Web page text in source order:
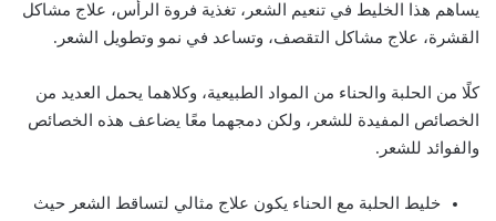
يساهم هذا الخليط في تنعيم الشعر، تغذية فروة الرأس، علاج مشاكل
القشرة، علاج مشاكل التقصف، وتساعد في نمو وتطويل الشعر.
كلًا من الحلبة والحناء من المواد الطبيعية، وكلاهما يحمل العديد من
الخصائص المفيدة للشعر، ولكن دمجهما معًا يضاعف هذه الخصائص
والفوائد للشعر.
خليط الحلبة مع الحناء يكون علاج مثالي لتساقط الشعر حيث